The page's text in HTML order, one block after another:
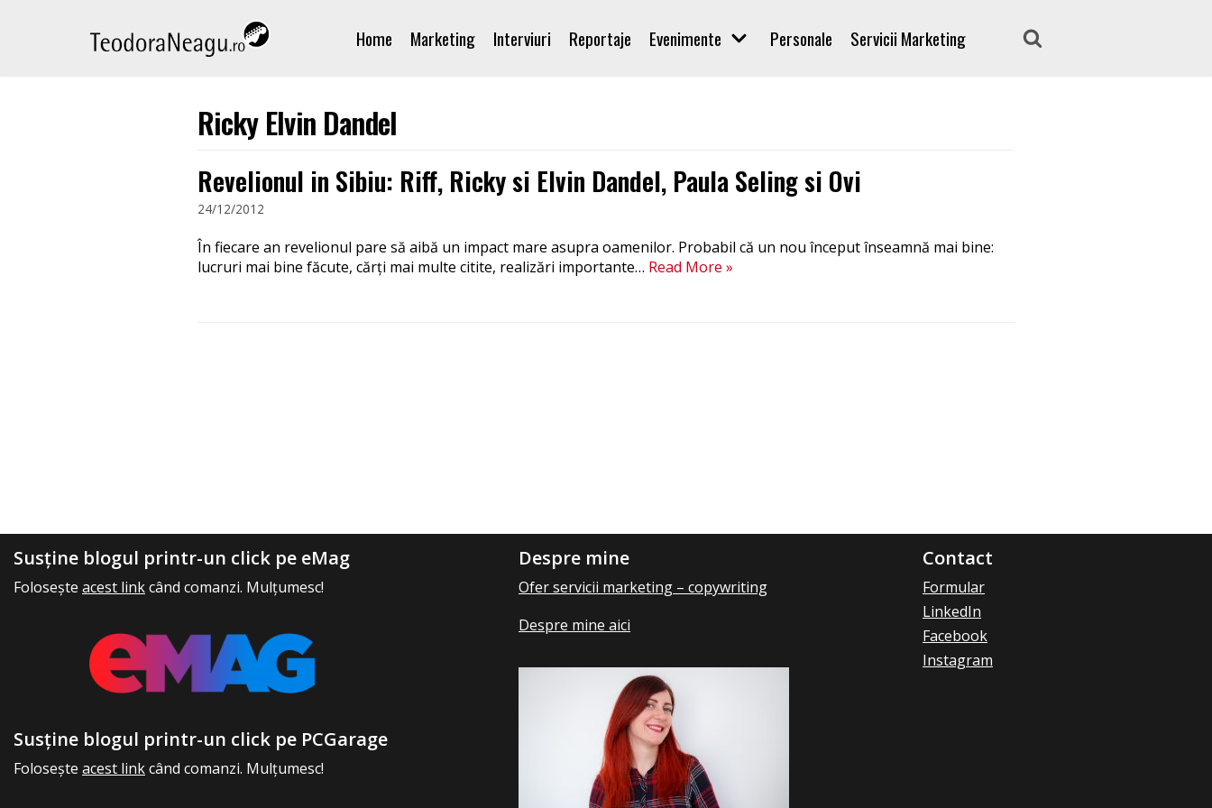
Home Marketing Interviuri Reportaje Evenimente Personale Servicii Marketing
Ricky Elvin Dandel
Revelionul in Sibiu: Riff, Ricky si Elvin Dandel, Paula Seling si Ovi
24/12/2012
În fiecare an revelionul pare să aibă un impact mare asupra oamenilor. Probabil că un nou început înseamnă mai bine:
lucruri mai bine făcute, cărți mai multe citite, realizări importante… Read More »
Susține blogul printr-un click pe eMag
Folosește acest linkcând comanzi. Mulțumesc!
Susține blogul printr-un click pe PCGarage
Folosește acest linkcând comanzi. Mulțumesc!
Despre mine
Ofer servicii marketing – copywriting
Despre mine aici
Contact
Formular
LinkedIn
Facebook
Instagram